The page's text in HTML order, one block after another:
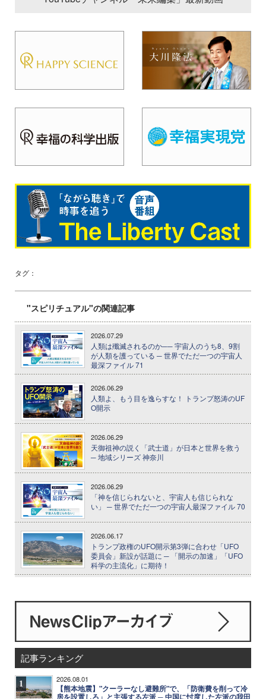
タグ：
"スピリチュアル"の関連記事
2026.07.29
人類は殲滅されるのか── 宇宙人のうち8、9割
が人類を護っている ─ 世界でただ一つの宇宙人
最深ファイル 71
2026.06.29
人類よ、もう目を逸らすな！ トランプ怒涛のUF
O開示
2026.06.29
天御祖神の説く「武士道」が日本と世界を救う
─ 地域シリーズ 神奈川
2026.06.29
「神を信じられないと、宇宙人も信じられな
い」 ─ 世界でただ一つの宇宙人最深ファイル 70
2026.06.17
トランプ政権のUFO開示第3弾に合わせ「UFO
委員会」新設が話題に ─ 「開示の加速」「UFO
科学の主流化」に期待！
記事ランキング
1 2026.08.01
【熊本地震】"クーラーなし避難所"で、「防衛費を削って冷